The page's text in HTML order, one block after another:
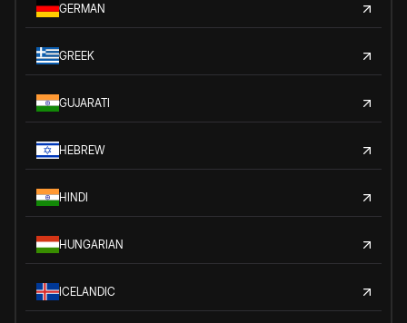
GERMAN
GREEK
GUJARATI
HEBREW
HINDI
HUNGARIAN
ICELANDIC